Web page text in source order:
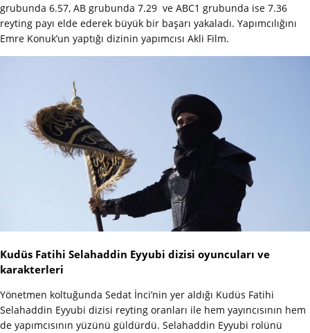
grubunda 6.57, AB grubunda 7.29 ve ABC1 grubunda ise 7.36
reyting payı elde ederek büyük bir başarı yakaladı. Yapımcılığını
Emre Konuk’un yaptığı dizinin yapımcısı Akli Film.
Kudüs Fatihi Selahaddin Eyyubi dizisi oyuncuları ve
karakterleri
Yönetmen koltuğunda Sedat İnci’nin yer aldığı Kudüs Fatihi
Selahaddin Eyyubi dizisi reyting oranları ile hem yayıncısının hem
de yapımcısının yüzünü güldürdü. Selahaddin Eyyubi rolünü